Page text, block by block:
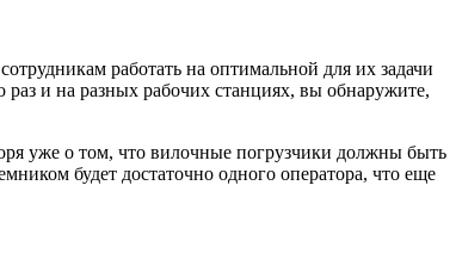
работать на оптимальной для их задачи
и на разных рабочих станциях, вы обнаружите,
уже о том, что вилочные погрузчики должны быть
будет достаточно одного оператора, что еще